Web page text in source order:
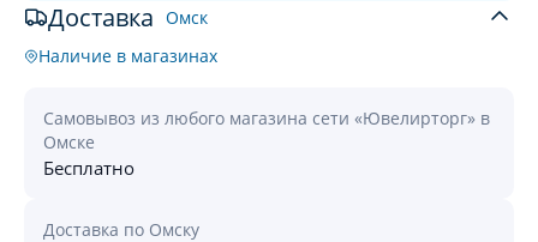
Доставка Омск
Наличие в магазинах
Самовывоз из любого магазина сети «Ювелирторг» в
Омске
Бесплатно
Доставка по Омску